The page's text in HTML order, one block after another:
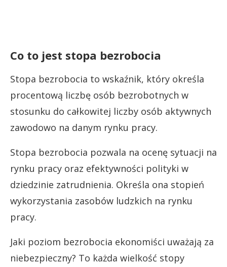
Co to jest stopa bezrobocia
Stopa bezrobocia to wskaźnik, który określa
procentową liczbę osób bezrobotnych w
stosunku do całkowitej liczby osób aktywnych
zawodowo na danym rynku pracy.
Stopa bezrobocia pozwala na ocenę sytuacji na
rynku pracy oraz efektywności polityki w
dziedzinie zatrudnienia. Określa ona stopień
wykorzystania zasobów ludzkich na rynku
pracy.
Jaki poziom bezrobocia ekonomiści uważają za
niebezpieczny? To każda wielkość stopy